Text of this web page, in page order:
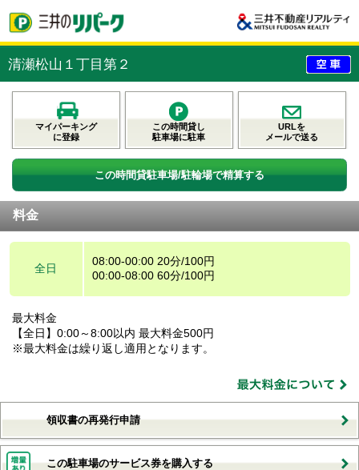
清瀬松山１丁目第２
マイパーキング
に登録
この時間貸し
駐車場に駐車
URLを
メールで送る
この時間貸駐車場/駐輪場で精算する
料金
全日
08:00-00:00 20分/100円
00:00-08:00 60分/100円
最大料金
【全日】0:00～8:00以内 最大料金500円
※最大料金は繰り返し適用となります。
領収書の再発行申請
この駐車場のサービス券を購入する